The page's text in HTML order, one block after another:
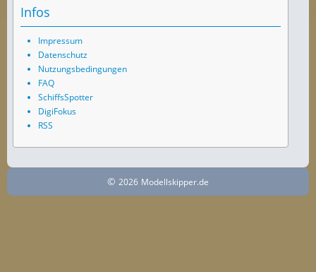
Infos
Impressum
Datenschutz
Nutzungsbedingungen
FAQ
SchiffsSpotter
DigiFokus
RSS
© 2026 Modellskipper.de